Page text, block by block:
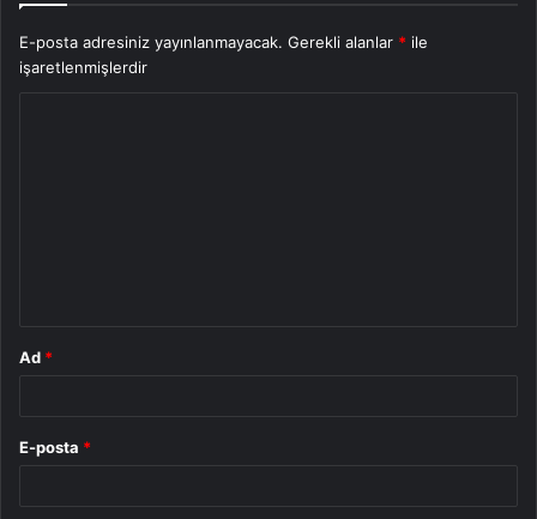
E-posta adresiniz yayınlanmayacak. Gerekli alanlar * ile
işaretlenmişlerdir
Ad *
E-posta *